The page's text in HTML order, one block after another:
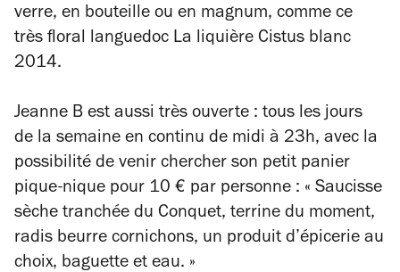
verre, en bouteille ou en magnum, comme ce
très floral languedoc La liquière Cistus blanc
2014.
Jeanne B est aussi très ouverte : tous les jours
de la semaine en continu de midi à 23h, avec la
possibilité de venir chercher son petit panier
pique-nique pour 10 € par personne : « Saucisse
sèche tranchée du Conquet, terrine du moment,
radis beurre cornichons, un produit d’épicerie au
choix, baguette et eau. »